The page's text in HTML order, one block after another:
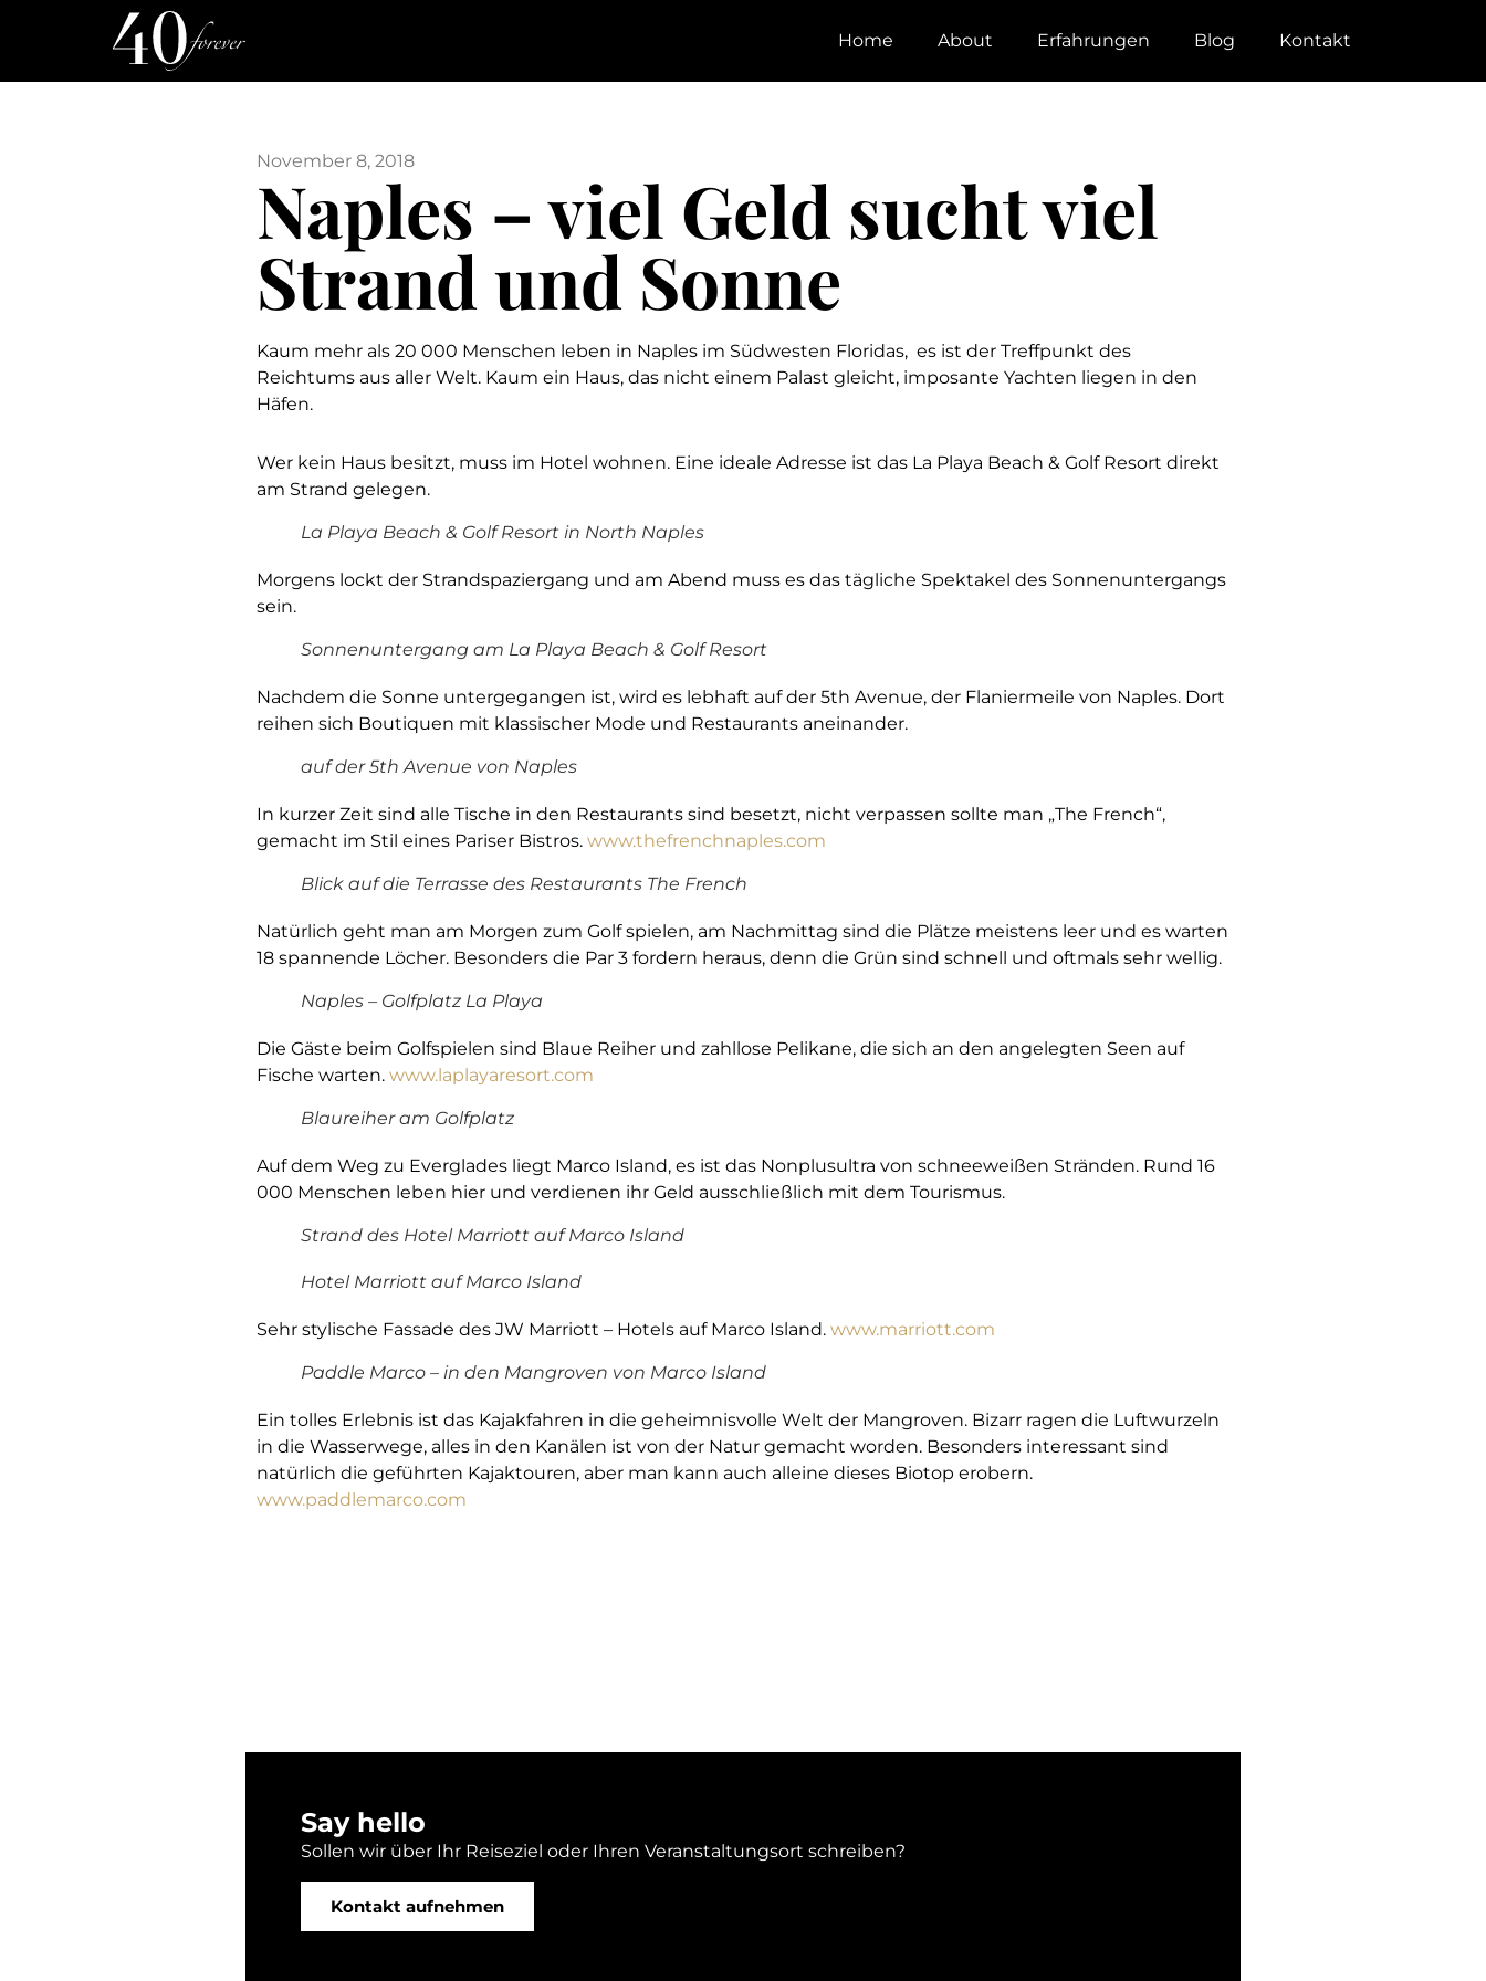
Home About Erfahrungen Blog Kontakt
November 8, 2018
Naples – viel Geld sucht viel
Strand und Sonne
Kaum mehr als 20 000 Menschen leben in Naples im Südwesten Floridas, es ist der Treffpunkt des
Reichtums aus aller Welt. Kaum ein Haus, das nicht einem Palast gleicht, imposante Yachten liegen in den
Häfen.
Wer kein Haus besitzt, muss im Hotel wohnen. Eine ideale Adresse ist das La Playa Beach & Golf Resort direkt
am Strand gelegen.
La Playa Beach & Golf Resort in North Naples
Morgens lockt der Strandspaziergang und am Abend muss es das tägliche Spektakel des Sonnenuntergangs
sein.
Sonnenuntergang am La Playa Beach & Golf Resort
Nachdem die Sonne untergegangen ist, wird es lebhaft auf der 5th Avenue, der Flaniermeile von Naples. Dort
reihen sich Boutiquen mit klassischer Mode und Restaurants aneinander.
auf der 5th Avenue von Naples
In kurzer Zeit sind alle Tische in den Restaurants sind besetzt, nicht verpassen sollte man „The French“,
gemacht im Stil eines Pariser Bistros. www.thefrenchnaples.com
Blick auf die Terrasse des Restaurants The French
Natürlich geht man am Morgen zum Golf spielen, am Nachmittag sind die Plätze meistens leer und es warten
18 spannende Löcher. Besonders die Par 3 fordern heraus, denn die Grün sind schnell und oftmals sehr wellig.
Naples – Golfplatz La Playa
Die Gäste beim Golfspielen sind Blaue Reiher und zahllose Pelikane, die sich an den angelegten Seen auf
Fische warten. www.laplayaresort.com
Blaureiher am Golfplatz
Auf dem Weg zu Everglades liegt Marco Island, es ist das Nonplusultra von schneeweißen Stränden. Rund 16
000 Menschen leben hier und verdienen ihr Geld ausschließlich mit dem Tourismus.
Strand des Hotel Marriott auf Marco Island
Hotel Marriott auf Marco Island
Sehr stylische Fassade des JW Marriott – Hotels auf Marco Island. www.marriott.com
Paddle Marco – in den Mangroven von Marco Island
Ein tolles Erlebnis ist das Kajakfahren in die geheimnisvolle Welt der Mangroven. Bizarr ragen die Luftwurzeln
in die Wasserwege, alles in den Kanälen ist von der Natur gemacht worden. Besonders interessant sind
natürlich die geführten Kajaktouren, aber man kann auch alleine dieses Biotop erobern.
www.paddlemarco.com
Say hello
Sollen wir über Ihr Reiseziel oder Ihren Veranstaltungsort schreiben?
Kontakt aufnehmen